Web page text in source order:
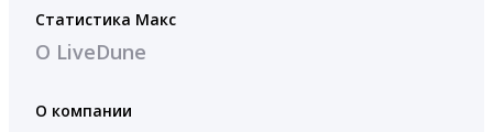
Статистика Макс
О LiveDune
О компании